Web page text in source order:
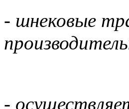
- шнековые
-